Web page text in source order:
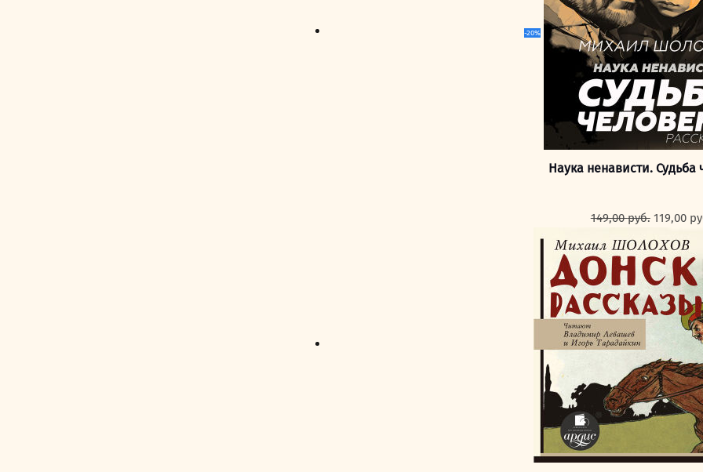
-20%
Наука ненависти. Судьба
149,00руб.
149,00
119,00